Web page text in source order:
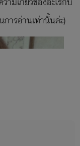
ารอ่านเท่านั้นค่ะ)